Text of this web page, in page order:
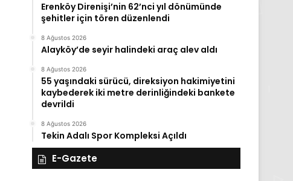
Erenköy Direnişi’nin 62’nci yıl dönümünde
şehitler için tören düzenlendi
8 Ağustos 2026
Alayköy’de seyir halindeki araç alev aldı
8 Ağustos 2026
55 yaşındaki sürücü, direksiyon hakimiyetini
kaybederek iki metre derinliğindeki bankete
devrildi
8 Ağustos 2026
Tekin Adalı Spor Kompleksi Açıldı
E-Gazete